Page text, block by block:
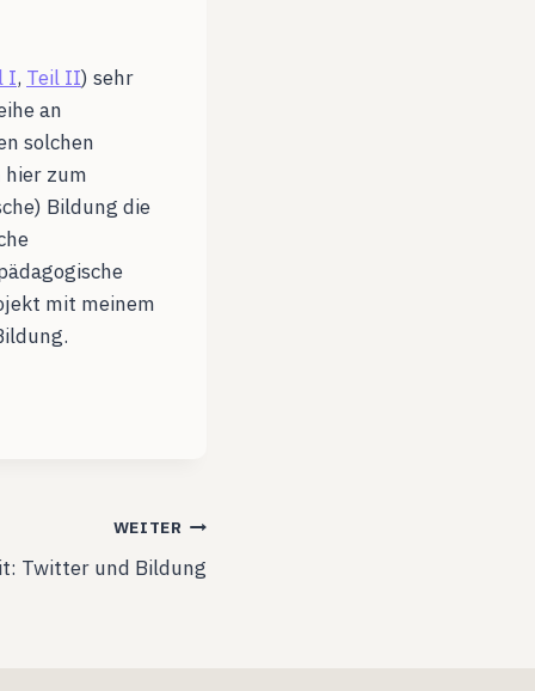
I, Teil II) sehr
an
solchen
hier zum
Bildung die
mit meinem
WEITER
Twitter und Bildung